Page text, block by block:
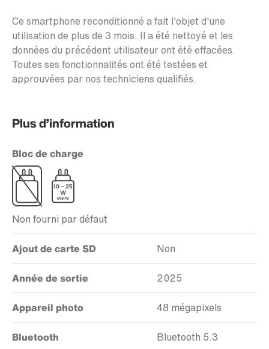
Ce smartphone reconditionné a fait l'objet d'une
utilisation de plus de 3 mois. Il a été nettoyé et les
données du précédent utilisateur ont été effacées.
Toutes ses fonctionnalités ont été testées et
approuvées par nos techniciens qualifiés.
Plus d’information
Bloc de charge
Non fourni par défaut
Ajout de carte SD Non
Année de sortie 2025
Appareil photo 48 mégapixels
Bluetooth Bluetooth 5.3